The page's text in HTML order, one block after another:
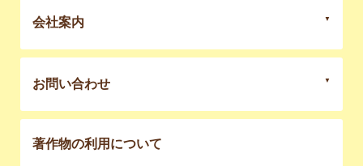
会社案内
お問い合わせ
著作物の利用について